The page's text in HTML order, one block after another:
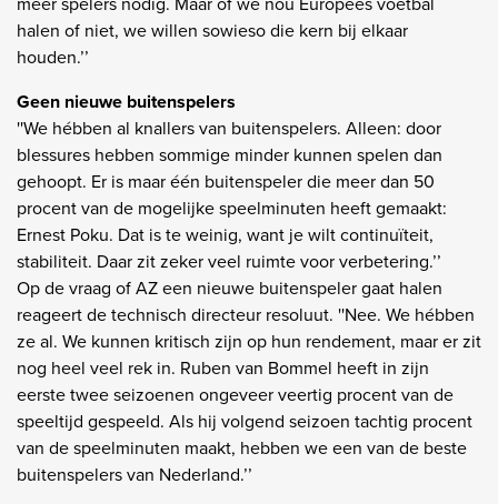
halen of niet, we willen sowieso die kern bij elkaar
houden.’’
Geen nieuwe buitenspelers
''We hébben al knallers van buitenspelers. Alleen: door
blessures hebben sommige minder kunnen spelen dan
gehoopt. Er is maar één buitenspeler die meer dan 50
procent van de mogelijke speelminuten heeft gemaakt:
Ernest Poku. Dat is te weinig, want je wilt continuïteit,
stabiliteit. Daar zit zeker veel ruimte voor verbetering.’’
Op de vraag of AZ een nieuwe buitenspeler gaat halen
reageert de technisch directeur resoluut. ''Nee. We hébben
ze al. We kunnen kritisch zijn op hun rendement, maar er zit
nog heel veel rek in. Ruben van Bommel heeft in zijn
eerste twee seizoenen ongeveer veertig procent van de
speeltijd gespeeld. Als hij volgend seizoen tachtig procent
van de speelminuten maakt, hebben we een van de beste
buitenspelers van Nederland.’’